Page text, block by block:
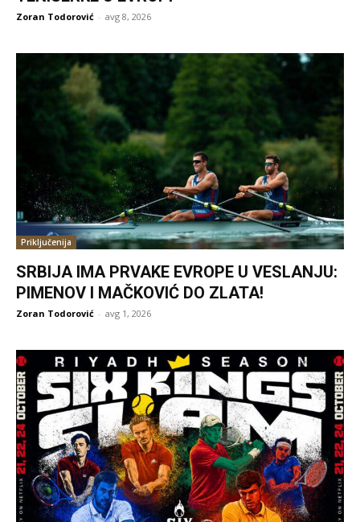
Zoran Todorović - avg 8, 2026
Priključenija
SRBIJA IMA PRVAKE EVROPE U VESLANJU:
PIMENOV I MAČKOVIĆ DO ZLATA!
Zoran Todorović - avg 1, 2026